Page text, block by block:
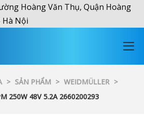
Hoàng Văn Thụ, Quận Hoàng
Nội
> SẢN PHẨM > WEIDMÜLLER >
250W 48V 5.2A 2660200293